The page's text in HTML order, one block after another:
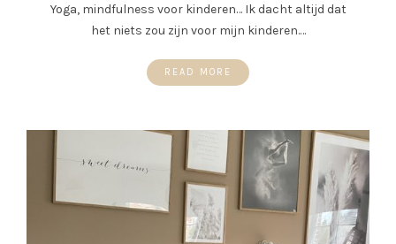
Yoga, mindfulness voor kinderen… Ik dacht altijd dat
het niets zou zijn voor mijn kinderen.…
READ MORE